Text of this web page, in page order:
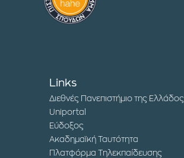
Links
Διεθνές Πανεπιστήμιο της Ελλάδος
Uniportal
Εύδοξος
Ακαδημαϊκή Ταυτότητα
Πλατφόρμα Τηλεκπαίδευσης